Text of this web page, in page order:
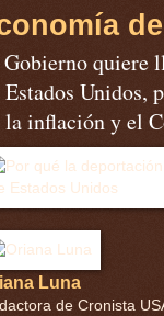
quiere
Estados Unidos,
la inflación y el
Luna
de Cronista